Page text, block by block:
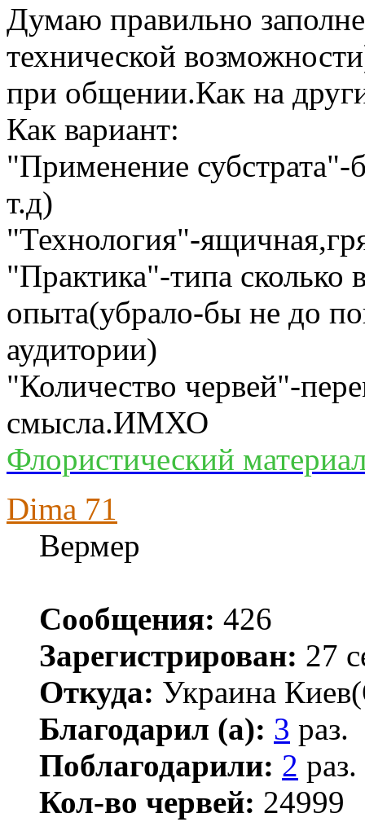
Думаю правильно
технической
при общении.Как на
Как вариант:
"Применение субстрата"-
т.д)
"Технология"-
"Практика"-типа сколько
опыта(убрало-бы не до
аудитории)
"Количество червей"-
смысла.ИМХО
Флористический
Dima 71
Вермер
Сообщения: 426
Зарегистрирован: 27
Откуда: Украина
Благодарил (а): 3 раз.
Поблагодарили: 2 раз.
Кол-во червей: 24999